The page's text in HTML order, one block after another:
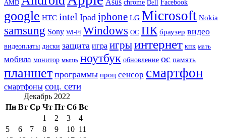
AMD chrome Dell Facebook
google HTC intel Ipad iphone LG Microsoft Nokia
samsung Sony Wi-Fi Windows ОС ПК браузер видео
видеоплаты диски защита игра игрыинтернет кпк мать
мобила монитор мышь ноутбук обновление ос память
планшет программы проц сенсор смартфон
смартфоны соц. сети
Декабрь 2022
Пн Вт Ср Чт Пт Сб Вс
1
2 3
4
5
6 7 8 9 10 11